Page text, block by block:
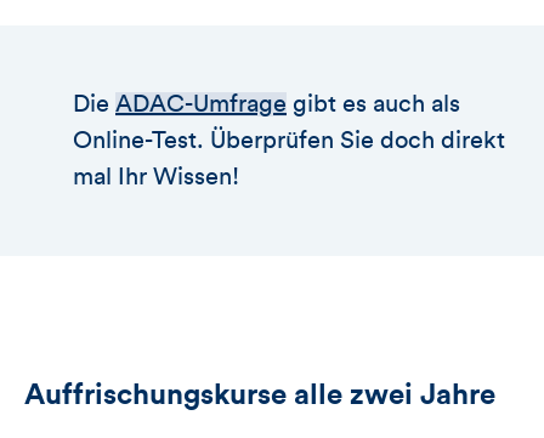
Die ADAC-Umfrage gibt es auch als
Online-Test. Überprüfen Sie doch direkt
mal Ihr Wissen!
Auffrischungskurse alle zwei Jahre